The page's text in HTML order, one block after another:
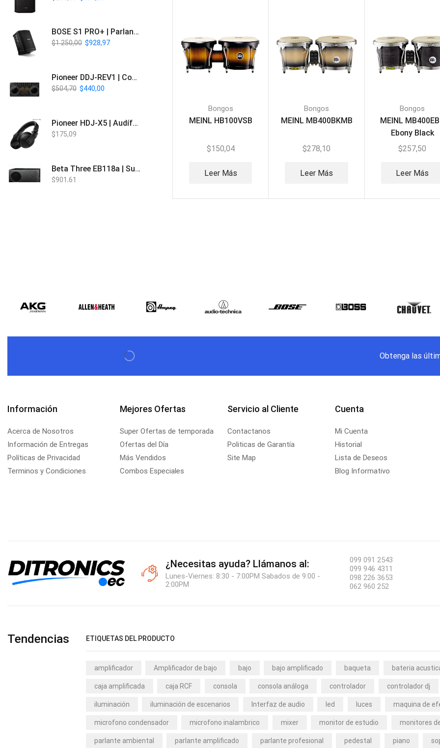
Bongos
MEINL HB100VSB
$150,04
Leer Más
Bongos
MEINL MB400BKMB
$278,10
Leer Más
Bongos
MEINL
Ebony Black
$257,50
Leer Más
BOSE S1 PRO+ | Parlante Profesional PA Inalámbrico
$1.250,00 $928,97
Pioneer DDJ-REV1 | Controlador DJ de 2 canales estilo Scratch
$504,70 $440,00
Pioneer HDJ-X5 | Audífonos para DJ
$175,09
Beta Three EB118a | Sub Bajo Activo
$901,61
Obtenga las
Información
Acerca de Nosotros
Información de Entregas
Políticas de Privacidad
Terminos y Condiciones
Mejores Ofertas
Super Ofertas de temporada
Ofertas del Día
Más Vendidos
Combos Especiales
Servicio al Cliente
Contactanos
Politicas de Garantía
Site Map
Cuenta
Mi Cuenta
Historial
Lista de Deseos
Blog Informativo
¿Necesitas ayuda? Llámanos al:
Lunes-Viernes: 8:30 - 7:00PM Sabados de 9:00 -
2:00PM
099 091 2543
099 946 4311
098 226 3653
062 960 252
Tendencias ETIQUETAS DEL PRODUCTO
amplificador Amplificador de bajo bajo bajo amplificado baqueta bateria
caja amplificada caja RCF consola consola análoga controlador controlador dj
iluminación iluminación de escenarios Interfaz de audio led luces maquina de
microfono condensador microfono inalambrico mixer monitor de estudio monitores
parlante ambiental parlante amplificado parlante profesional pedestal piano